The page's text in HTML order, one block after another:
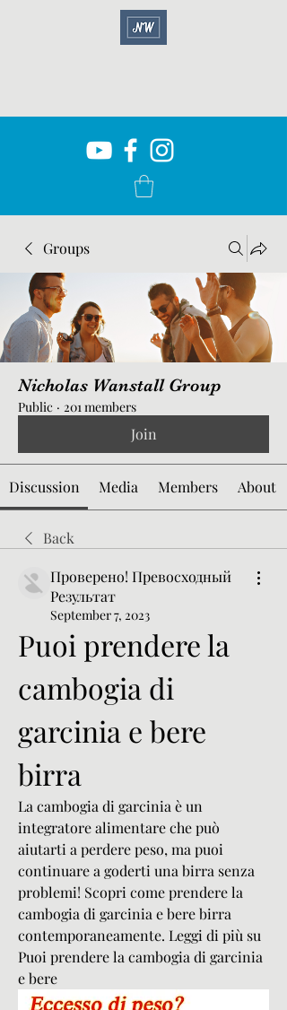
Groups
Nicholas Wanstall Group
Public · 201 members
Join
Discussion Media Members About
Back
Проверено! Превосходный
Результат
September 7, 2023
Puoi prendere la
cambogia di
garcinia e bere
birra
La cambogia di garcinia è un
integratore alimentare che può
aiutarti a perdere peso, ma puoi
continuare a goderti una birra senza
problemi! Scopri come prendere la
cambogia di garcinia e bere birra
contemporaneamente. Leggi di più su
Puoi prendere la cambogia di garcinia
e bere